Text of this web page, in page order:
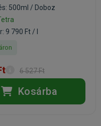
500ml / Doboz
9 790 Ft / l
6 527 Ft
Kosárba